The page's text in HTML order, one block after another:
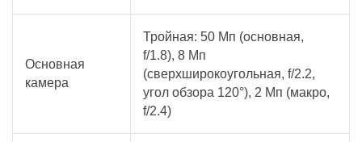
Основная
камера
Тройная: 50 Мп (основная,
f/1.8), 8 Мп
(сверхширокоугольная, f/2.2,
угол обзора 120°), 2 Мп (макро,
f/2.4)